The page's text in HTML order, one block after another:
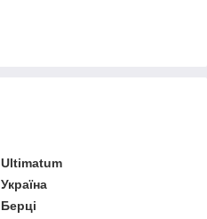
Ultimatum
Україна
Берці